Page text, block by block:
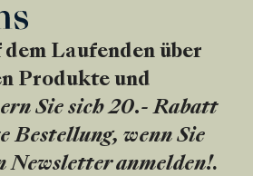
dem Laufenden über
Produkte und
Sie sich 20.- Rabatt
Bestellung, wenn Sie
Newsletter anmelden!.